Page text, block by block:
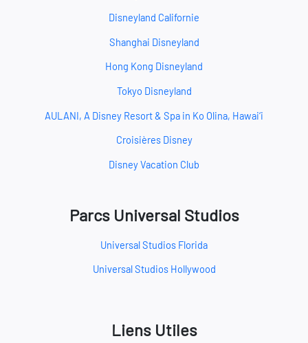
Disneyland Californie
Shanghai Disneyland
Hong Kong Disneyland
Tokyo Disneyland
AULANI, A Disney Resort & Spa in Ko Olina, Hawai‘i
Croisières Disney
Disney Vacation Club
Parcs Universal Studios
Universal Studios Florida
Universal Studios Hollywood
Liens Utiles